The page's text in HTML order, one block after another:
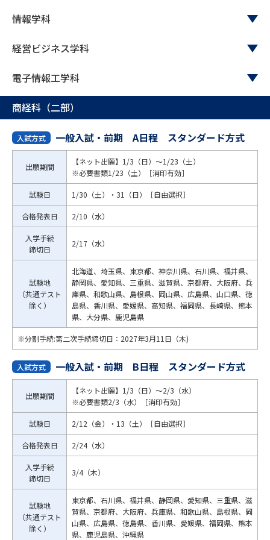
情報学科
経営ビジネス学科
電子情報工学科
商経科（二部）
入試方式 一般入試・前期 A日程 スタンダード方式
出願期間
【ネット出願】1/3（日）～1/23（土）
※必要書類1/23（土）［消印有効］
試験日 1/30（土）・31（日）［自由選択］
合格発表日 2/10（水）
入学手続
締切日
2/17（水）
試験地
（共通テスト
除く）
北海道、埼玉県、東京都、神奈川県、石川県、福井県、
静岡県、愛知県、三重県、滋賀県、京都府、大阪府、兵
庫県、和歌山県、島根県、岡山県、広島県、山口県、徳
島県、香川県、愛媛県、高知県、福岡県、長崎県、熊本
県、大分県、鹿児島県
※分割手続:第二次手続締切日：2027年3月11日（木)
入試方式 一般入試・前期 B日程 スタンダード方式
出願期間
【ネット出願】1/3（日）～2/3（水）
※必要書類2/3（水）［消印有効］
試験日 2/12（金）・13（土）［自由選択］
合格発表日 2/24（水）
入学手続
締切日
3/4（木）
試験地
（共通テスト
除く）
東京都、石川県、福井県、静岡県、愛知県、三重県、滋
賀県、京都府、大阪府、兵庫県、和歌山県、島根県、岡
山県、広島県、徳島県、香川県、愛媛県、福岡県、熊本
県、鹿児島県、沖縄県